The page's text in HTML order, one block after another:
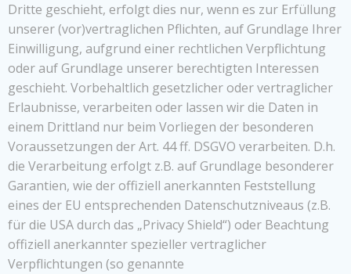
Dritte geschieht, erfolgt dies nur, wenn es zur Erfüllung
unserer (vor)vertraglichen Pflichten, auf Grundlage Ihrer
Einwilligung, aufgrund einer rechtlichen Verpflichtung
oder auf Grundlage unserer berechtigten Interessen
geschieht. Vorbehaltlich gesetzlicher oder vertraglicher
Erlaubnisse, verarbeiten oder lassen wir die Daten in
einem Drittland nur beim Vorliegen der besonderen
Voraussetzungen der Art. 44 ff. DSGVO verarbeiten. D.h.
die Verarbeitung erfolgt z.B. auf Grundlage besonderer
Garantien, wie der offiziell anerkannten Feststellung
eines der EU entsprechenden Datenschutzniveaus (z.B.
für die USA durch das „Privacy Shield“) oder Beachtung
offiziell anerkannter spezieller vertraglicher
Verpflichtungen (so genannte